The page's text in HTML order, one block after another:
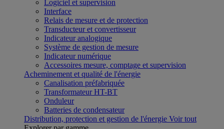
Logiciel et supervision
Interface
Relais de mesure et de protection
Transducteur et convertisseur
Indicateur analogique
Système de gestion de mesure
Indicateur numérique
Accessoires mesure, comptage et supervision
Acheminement et qualité de l'énergie
Canalisation préfabriquée
Transformateur HT-BT
Onduleur
Batteries de condensateur
Distribution, protection et gestion de l'énergie Voir tout